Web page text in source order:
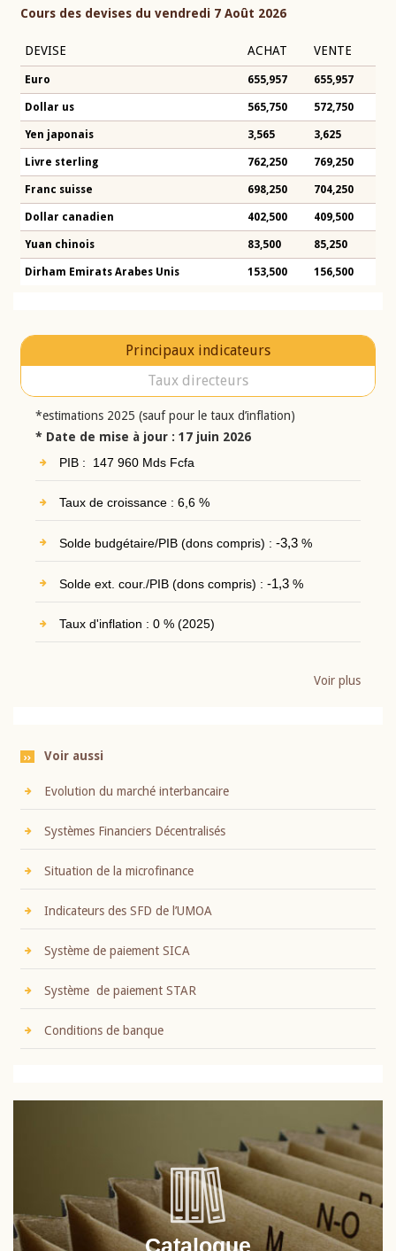
Cours des devises du vendredi 7 Août 2026
DEVISE ACHAT VENTE
Euro 655,957 655,957
Dollar us 565,750 572,750
Yen japonais 3,565 3,625
Livre sterling 762,250 769,250
Franc suisse 698,250 704,250
Dollar canadien 402,500 409,500
Yuan chinois 83,500 85,250
Dirham Emirats Arabes Unis 153,500 156,500
Principaux indicateurs
Taux directeurs
*estimations 2025 (sauf pour le taux d’inflation)
* Date de mise à jour : 17 juin 2026
PIB : 147 960 Mds Fcfa
Taux de croissance : 6,6 %
Solde budgétaire/PIB (dons compris) : -3,3%
Solde ext. cour./PIB (dons compris) : -1,3%
Taux d'inflation : 0 % (2025)
Voir plus
Voir aussi
Evolution du marché interbancaire
Systèmes Financiers Décentralisés
Situation de la microfinance
Indicateurs des SFD de l’UMOA
Système de paiement SICA
Système de paiement STAR
Conditions de banque
Catalogue